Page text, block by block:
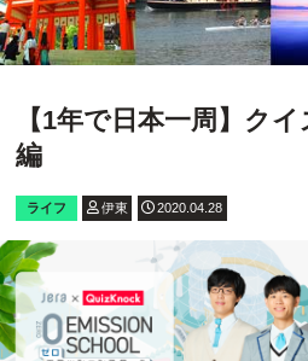
【1年で日本一周】ク
編
ライフ 伊東 2020.04.28